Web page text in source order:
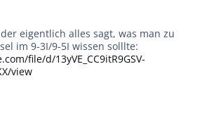
eigentlich alles sagt, was man zu
im 9-3I/9-5I wissen solllte:
file/d/13yVE_CC9itR9GSV-
view